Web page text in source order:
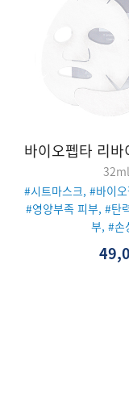
바이오펩타 리바
#시트마스크, #바이
#영양부족 피부, #탄
부, #손